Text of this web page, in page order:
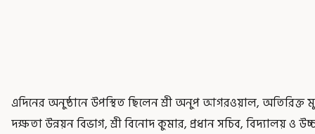
এদিনের অনুষ্ঠানে উপস্থিত ছিলেন শ্রী অনুপ আগরওয়াল, অতিরিক্ত
দক্ষতা উন্নয়ন বিভাগ, শ্রী বিনোদ কুমার, প্রধান সচিব, বিদ্যালয় ও